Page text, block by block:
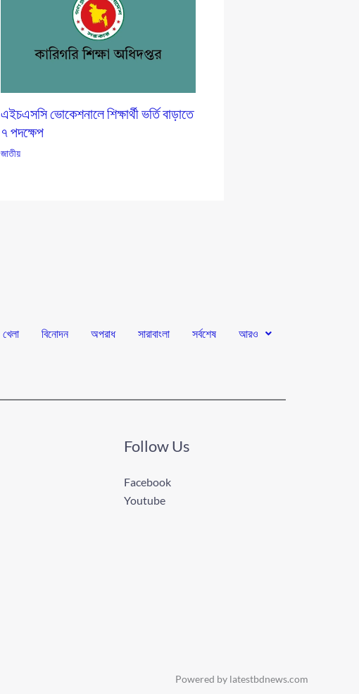
এইচএসসি ভোকেশনালে শিক্ষার্থী ভর্তি বাড়াতে
৭ পদক্ষেপ
জাতীয়
খেলা বিনোদন অপরাধ সারাবাংলা সর্বশেষ আরও
Follow Us
Facebook
Youtube
Powered by latestbdnews.com